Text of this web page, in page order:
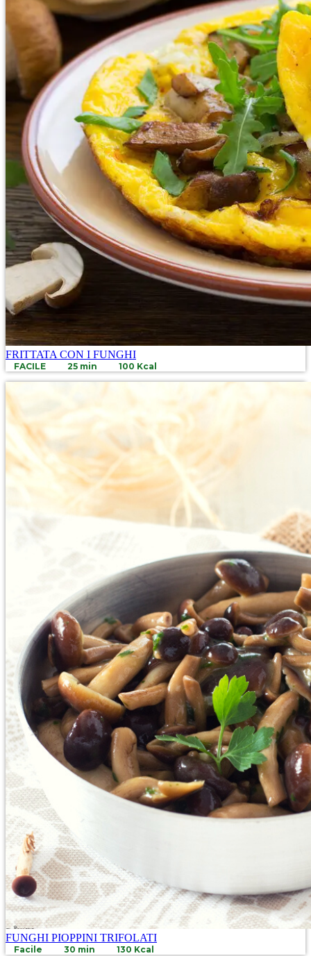
FRITTATA CON I FUNGHI
FACILE 25 min 100 Kcal
FUNGHI PIOPPINI TRIFOLATI
Facile 30 min 130 Kcal